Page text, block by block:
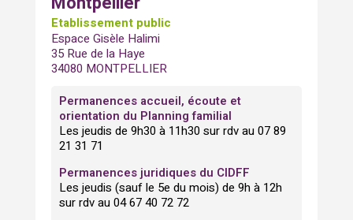
Etablissement public
Espace Gisèle Halimi
35 Rue de la Haye
34080 MONTPELLIER
Permanences accueil, écoute et
orientation du Planning familial
Les jeudis de 9h30 à 11h30 sur rdv au 07 89
21 31 71
Permanences juridiques du CIDFF
Les jeudis (sauf le 5e du mois) de 9h à 12h
sur rdv au 04 67 40 72 72